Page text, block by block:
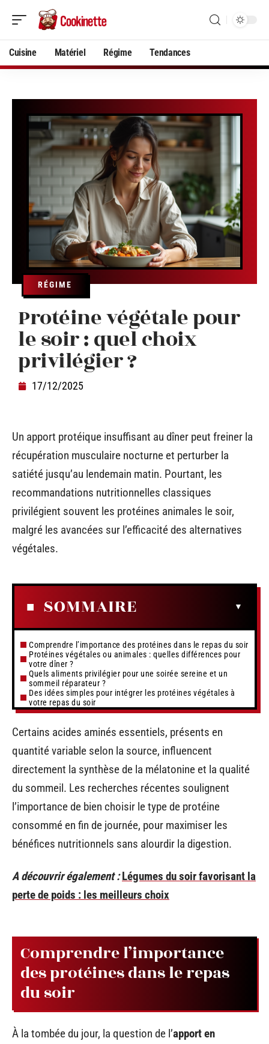
Cuisine Matériel Régime Tendances
RÉGIME
Protéine végétale pour
le soir : quel choix
privilégier ?
17/12/2025
Un apport protéique insuffisant au dîner peut freiner la
récupération musculaire nocturne et perturber la
satiété jusqu’au lendemain matin. Pourtant, les
recommandations nutritionnelles classiques
privilégient souvent les protéines animales le soir,
malgré les avancées sur l’efficacité des alternatives
végétales.
SOMMAIRE
Comprendre l’importance des protéines dans le repas du soir
Protéines végétales ou animales : quelles différences pour
votre dîner ?
Quels aliments privilégier pour une soirée sereine et un
sommeil réparateur ?
Des idées simples pour intégrer les protéines végétales à
votre repas du soir
Certains acides aminés essentiels, présents en
quantité variable selon la source, influencent
directement la synthèse de la mélatonine et la qualité
du sommeil. Les recherches récentes soulignent
l’importance de bien choisir le type de protéine
consommé en fin de journée, pour maximiser les
bénéfices nutritionnels sans alourdir la digestion.
A découvrir également : Légumes du soir favorisant la
perte de poids : les meilleurs choix
Comprendre l’importance
des protéines dans le repas
du soir
À la tombée du jour, la question de l’apport en